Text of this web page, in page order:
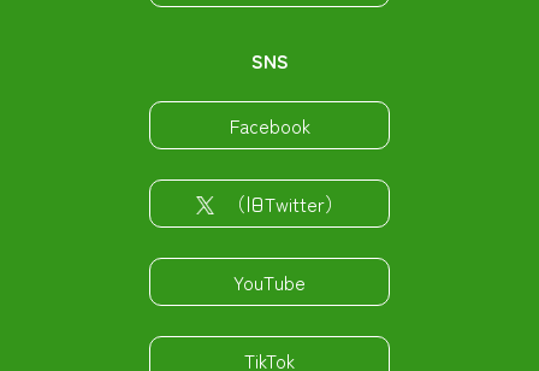
SNS
Facebook
（旧Twitter）
YouTube
TikTok